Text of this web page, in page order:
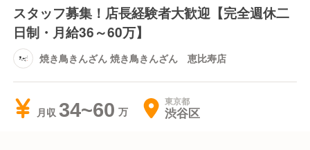
スタッフ募集！店長経験者大歓迎【完全週休二
日制・月給36～60万】
焼き鳥きんざん 焼き鳥きんざん 恵比寿店
月収 34~60 東京都
渋谷区